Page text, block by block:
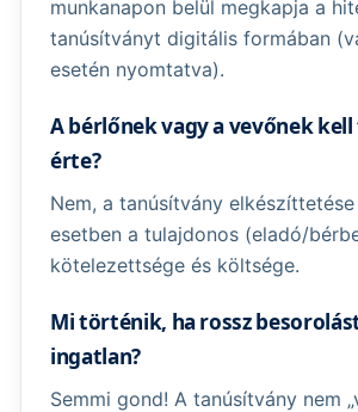
munkanapon belül megkapja a
tanúsítványt digitális formában
esetén nyomtatva).
A bérlőnek vagy a vevőnek
érte?
Nem, a tanúsítvány
esetben a tulajdonos (eladó/
kötelezettsége és költsége.
Mi történik, ha rossz
ingatlan?
Semmi gond! A tanúsítvány nem